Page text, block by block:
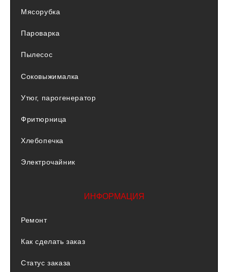
Мясорубка
Пароварка
Пылесос
Соковыжималка
Утюг, парогенератор
Фритюрница
Хлебопечка
Электрочайник
ИНФОРМАЦИЯ
Ремонт
Как сделать заказ
Статус заказа